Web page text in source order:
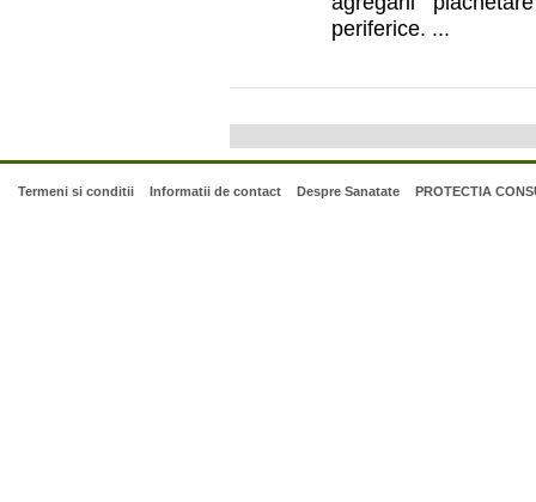
periferice. ...
Termeni si conditii Informatii de contact Despre Sanatate PROTECTIA